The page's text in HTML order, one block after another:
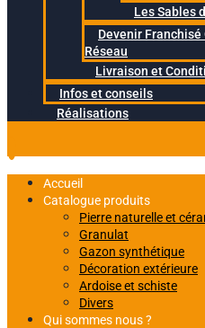
Les Sables
Devenir Franchisé
Réseau
Livraison et
Infos et conseils
Réalisations
Accueil
Catalogue produits
Pierre naturelle et
Granulat
Gazon synthétique
Décoration extérieure
Ardoise et schiste
Divers
Qui sommes nous ?